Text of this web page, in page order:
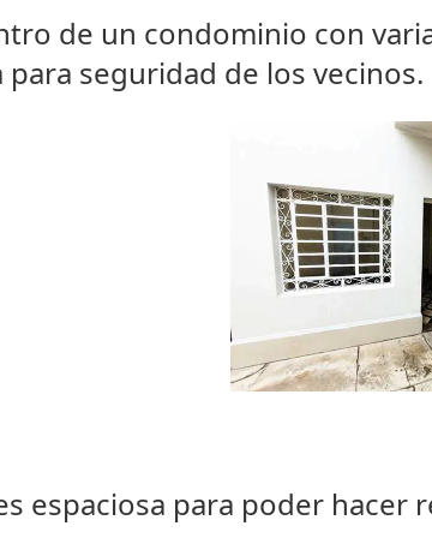
de un condominio con
para seguridad de los vecinos.
espaciosa para poder